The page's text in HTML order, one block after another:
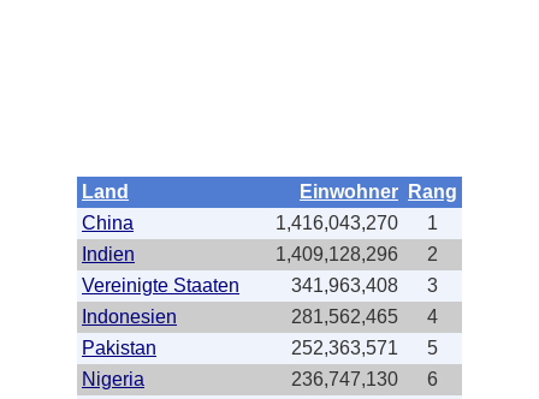
Land Einwohner
Rang
China
1,416,043,270
1
Indien
1,409,128,296
2
Vereinigte Staaten
341,963,408
3
Indonesien
281,562,465
4
Pakistan
252,363,571
5
Nigeria
236,747,130
6